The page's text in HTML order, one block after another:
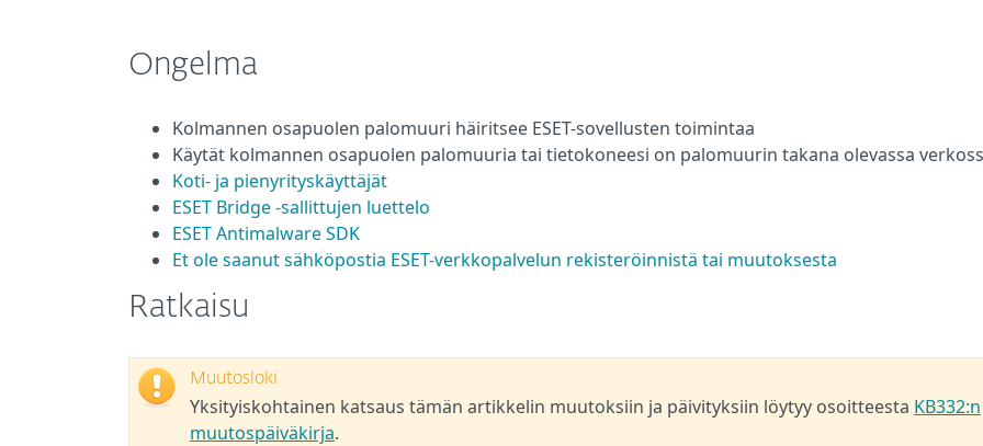
Ongelma
Kolmannen osapuolen palomuuri häiritsee ESET-sovellusten toimintaa
Käytät kolmannen osapuolen palomuuria tai tietokoneesi on palomuurin takana olevassa
Koti- ja pienyrityskäyttäjät
ESET Bridge -sallittujen luettelo
ESET Antimalware SDK
Et ole saanut sähköpostia ESET-verkkopalvelun rekisteröinnistä tai muutoksesta
Ratkaisu
Muutosloki
Yksityiskohtainen katsaus tämän artikkelin muutoksiin ja päivityksiin löytyy osoitteesta KB332:n
muutospäiväkirja.